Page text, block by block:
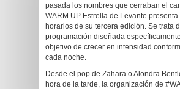
pasada los nombres que cerraban el
WARM UP Estrella de Levante presenta
horarios de su tercera edición. Se trata
programación diseñada
objetivo de crecer en intensidad
cada noche.
Desde el pop de Zahara o Alondra
hora de la tarde, la organización de